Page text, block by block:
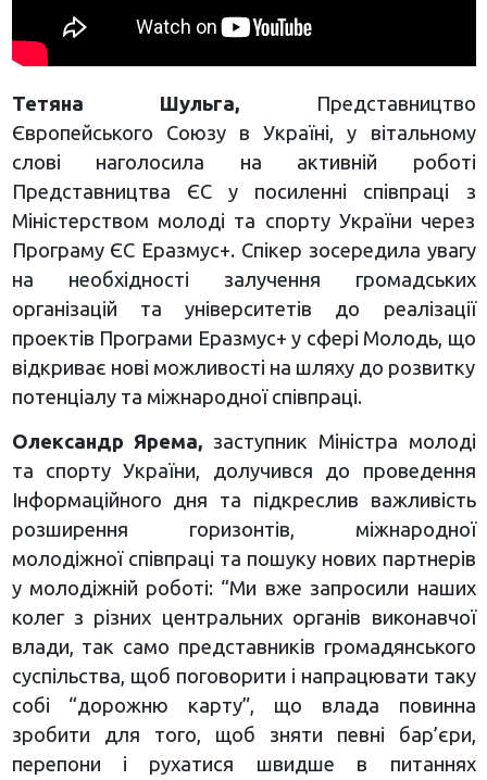
Тетяна Шульга, Представництво
Європейського Союзу в Україні, у вітальному
слові наголосила на активній роботі
Представництва ЄС у посиленні співпраці з
Міністерством молоді та спорту України через
Програму ЄС Еразмус+. Спікер зосередила увагу
на необхідності залучення громадських
організацій та університетів до реалізації
проектів Програми Еразмус+ у сфері Молодь, що
відкриває нові можливості на шляху до розвитку
потенціалу та міжнародної співпраці.
Олександр Ярема, заступник Міністра молоді
та спорту України, долучився до проведення
Інформаційного дня та підкреслив важливість
розширення горизонтів, міжнародної
молодіжної співпраці та пошуку нових партнерів
у молодіжній роботі: “Ми вже запросили наших
колег з різних центральних органів виконавчої
влади, так само представників громадянського
суспільства, щоб поговорити і напрацювати таку
собі “дорожню карту”, що влада повинна
зробити для того, щоб зняти певні бар’єри,
перепони і рухатися швидше в питаннях